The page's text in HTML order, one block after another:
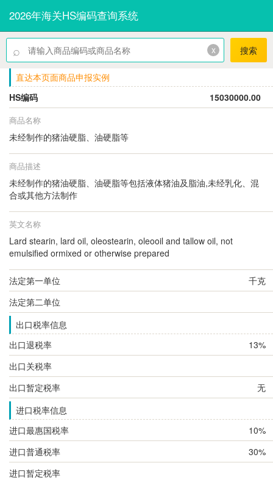
2026年海关HS编码查询系统
⌕ x 搜索
直达本页面商品申报实例
HS编码
15030000.00
商品名称
未经制作的猪油硬脂、油硬脂等
商品描述
未经制作的猪油硬脂、油硬脂等包括液体猪油及脂油,未经乳化、混
合或其他方法制作
英文名称
Lard stearin, lard oil, oleostearin, oleooil and tallow oil, not
emulsified ormixed or otherwise prepared
法定第一单位
千克
法定第二单位
出口税率信息
出口退税率
13%
出口关税率
出口暂定税率
无
进口税率信息
进口最惠国税率
10%
进口普通税率
30%
进口暂定税率